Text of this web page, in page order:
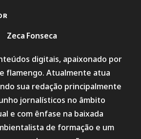
Zeca Fonseca
digitais, apaixonado por
flamengo. Atualmente atua
sua redação principalmente
jornalísticos no âmbito
e com ênfase na baixada
de formação e um